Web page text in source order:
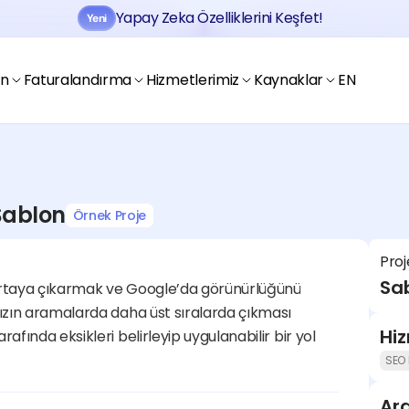
Yeni Yapay Zeka Özelliklerini Keşfet!
Faturalandırma Hizmetlerimiz Kaynaklar EN
Kaydol
Örnek Proje
çıkarmak ve Google’da görünürlüğünü
aramalarda daha üst sıralarda çıkması
eksikleri belirleyip uygulanabilir bir yol